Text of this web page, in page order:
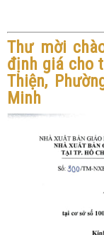
Thư mời
định giá cho
Thiện,
Minh